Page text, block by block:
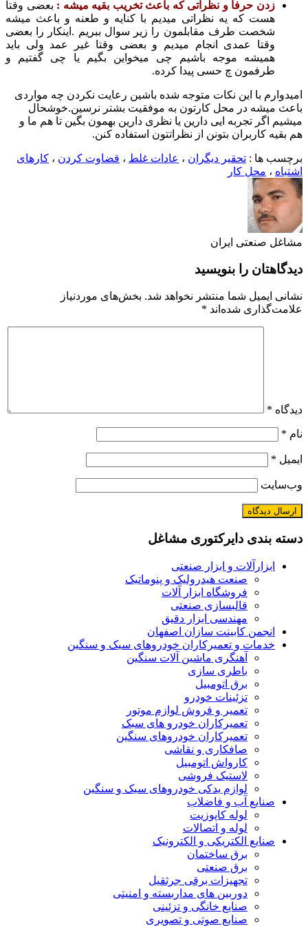
حرفا و نظراتی که باعث تخریب بقیه میشه : بعضی وقتا
که یه نظراتی میدیم با کنایه و طعنه و باعث میشه
طرف مقابلمون را زیر سوال ببریم .اینکار را بعضی
عمدی انجام میدیم و بعضی وقتا غیر عمد ولی باید
موجه باشیم چی میخواین بگیم یا چی گفتیم و
چ حسی پیدا کرده.
با این نکات متوجه شده باشین رعایت نکردن چه مواردی
در محل کارتون به موفقیت بشتر نرسین.خوشحال
تجربه ایی دارین یا نظری دارین بهمون بگین تا هم ما و
بتونن از نظراتتون استفاده کنن.
: تحقیر دیگران،عادات غلط،قضاوت کردن،کارهای
کار
ایران
را بنویسید
شما منتشر نخواهد شد. بخش‌های موردنیاز
شده‌اند *
دایرکتوری مشاغل
و ابزار صنعتی
صنعت هیدرولیک و پنوماتیک
فروشگاه ابزار آلات
قالبسازی صنعتی
مهندسی ابزار دقیق
کابینت سازان اصفهان
و تعمیرکاران خودروهای سبک و سنگین
آهنگری ماشین آلات سنگین
باطری سازی
برق اتومبیل
تزئینات خودرو
تعمیر و فروش لوازم موتور
تعمیرکاران خودرو های سبک
تعمیرکاران خودروهای سنگین
صافکاری و نقاشی
کارواش اتومبیل
لاستیک فروشی
لوازم یدکی خودروهای سبک و سنگین
آب و فاضلاب
لوله کاپوزیت
لوله و اتصالات
الکتریکی و الکترونیک
برق ساختمان
برق صنعتی
تجهیزات برقی جرثقیل
دوربین های مداربسته و امنیتی
صنایع خانگی و تزئینی
صنایع صوتی و تصویری